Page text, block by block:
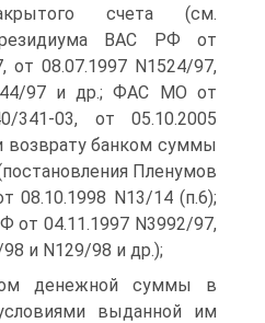
счета (см.
ВАС РФ от
от 08.07.1997 N1524/97,
97 и др.; ФАС МО от
341-03, от 05.10.2005
возврату банком суммы
Пленумов
N13/14 (п.6);
от 04.11.1997 N3992/97,
и N129/98 и др.);
денежной суммы в
выданной им